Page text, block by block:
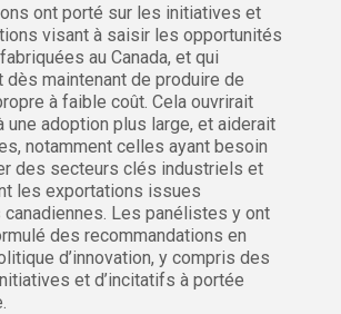
ont porté sur les initiatives et
visant à saisir les opportunités
au Canada, et qui
dès maintenant de produire de
à faible coût. Cela ouvrirait
une adoption plus large, et aiderait
notamment celles ayant besoin
des secteurs clés industriels et
les exportations issues
canadiennes. Les panélistes y ont
des recommandations en
d’innovation, y compris des
et d’incitatifs à portée